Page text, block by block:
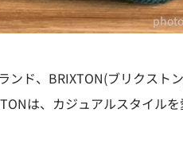
ンド、BRIXTON(ブリクスト
は、カジュアルスタイル